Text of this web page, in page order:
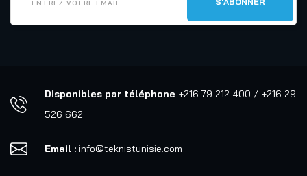
Disponibles par téléphone +216 79 212 400 / +216 29
526 662
Email : info@teknistunisie.com